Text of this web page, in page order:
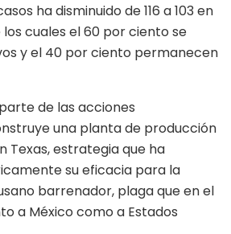
ha disminuido de 116 a 103 en
los cuales el 60 por ciento se
y el 40 por ciento permanecen
de las acciones
una planta de producción
Texas, estrategia que ha
su eficacia para la
barrenador, plaga que en el
a México como a Estados